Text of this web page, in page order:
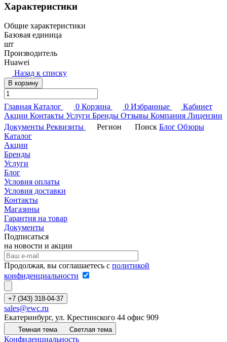
Характеристики
Общие характеристики
Базовая единица
шт
Производитель
Huawei
Назад к списку
В корзину
Главная Каталог 0 Корзина 0 Избранные
Кабинет
Акции Контакты Услуги Бренды Отзывы Компания Лицензии
Документы Реквизиты Регион Поиск Блог Обзоры
Каталог
Акции
Бренды
Услуги
Блог
Условия оплаты
Условия доставки
Контакты
Магазины
Гарантия на товар
Документы
Подписаться
на новости и акции
Продолжая, вы соглашаетесь с политикой
конфиденциальности
+7 (343) 318-04-37
sales@ewc.ru
Екатеринбург, ул. Крестинского 44 офис 909
Темная тема Светлая тема
Конфиденциальность